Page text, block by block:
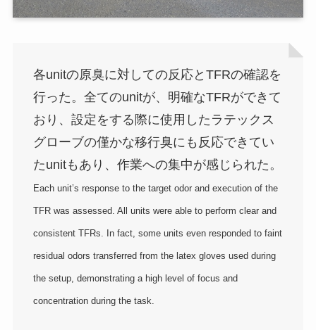
各unitの原臭に対しての反応とTFRの確認を
行った。全てのunitが、明確なTFRができて
おり、設定をする際に使用したラテックス
グローブの僅かな移行臭にも反応できてい
たunitもあり、作業への集中が感じられた。
Each unit’s response to the target odor and execution of the
TFR was assessed. All units were able to perform clear and
consistent TFRs. In fact, some units even responded to faint
residual odors transferred from the latex gloves used during
the setup, demonstrating a high level of focus and
concentration during the task.